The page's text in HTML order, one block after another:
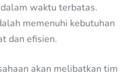
waktu terbatas.
memenuhi kebutuhan
dan efisien.
akan melibatkan tim